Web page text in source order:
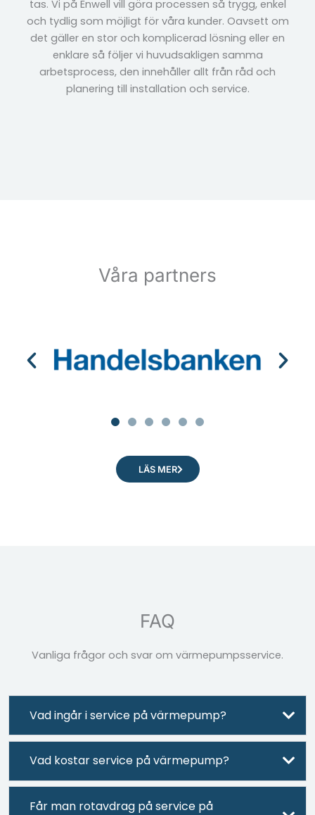
tas. Vi på Enwell vill göra processen så trygg, enkel
och tydlig som möjligt för våra kunder. Oavsett om
det gäller en stor och komplicerad lösning eller en
enklare så följer vi huvudsakligen samma
arbetsprocess, den innehåller allt från råd och
planering till installation och service.
Våra partners
LÄS MER
FAQ
Vanliga frågor och svar om värmepumpsservice.
Vad ingår i service på värmepump?
Vad kostar service på värmepump?
Får man rotavdrag på service på